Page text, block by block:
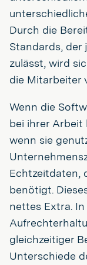
Durch die
Standards, der
zulässt, wird
die Mitarbeiter
Wenn die
bei ihrer Arbeit
wenn sie
Echtzeitdaten,
benötigt.
nettes Extra.
gleichzeitiger
Unterschiede